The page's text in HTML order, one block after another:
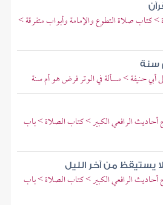
كتاب صلاة التطوع والإمامة وأبواب متفرقة >
سنة
حنيفة > مسألة في الوتر فرض هو أم سنة
أحاديث الرافعي الكبير > كتاب الصلاة > باب
يستيقظ من آخر الليل
أحاديث الرافعي الكبير > كتاب الصلاة > باب